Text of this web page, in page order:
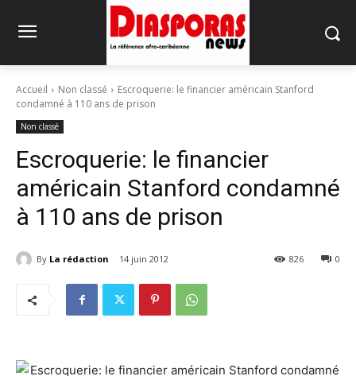
Accueil Non classé
Escroquerie: le financier américain Stanford
condamné à 110 ans de prison
Non classé
Escroquerie: le financier
américain Stanford condamné
à 110 ans de prison
By La rédaction 14 juin 2012 0
826